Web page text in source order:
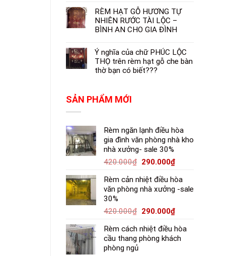
RÈM HẠT GỖ HƯƠNG TỰ
NHIÊN RƯỚC TÀI LỘC –
BÌNH AN CHO GIA ĐÌNH
Ý nghĩa của chữ PHÚC LỘC
THỌ trên rèm hạt gỗ che bàn
thờ bạn có biết???
SẢN PHẨM MỚI
Rèm ngăn lạnh điều hòa
gia đình văn phòng nhà kho
nhà xưởng- sale 30%
420.000₫ 290.000₫
Rèm cản nhiệt điều hòa
văn phòng nhà xưởng -sale
30%
420.000₫ 290.000₫
Rèm cách nhiệt điều hòa
cầu thang phòng khách
phòng ngủ